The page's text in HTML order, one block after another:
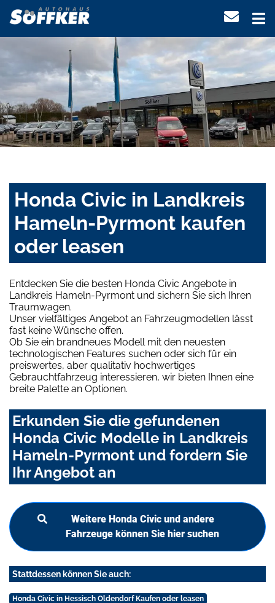
Honda Civic in Landkreis
Hameln-Pyrmont kaufen
oder leasen
Entdecken Sie die besten Honda Civic Angebote in
Landkreis Hameln-Pyrmont und sichern Sie sich Ihren
Traumwagen.
Unser vielfältiges Angebot an Fahrzeugmodellen lässt
fast keine Wünsche offen.
Ob Sie ein brandneues Modell mit den neuesten
technologischen Features suchen oder sich für ein
preiswertes, aber qualitativ hochwertiges
Gebrauchtfahrzeug interessieren, wir bieten Ihnen eine
breite Palette an Optionen.
Erkunden Sie die gefundenen
Honda Civic Modelle in Landkreis
Hameln-Pyrmont und fordern Sie
Ihr Angebot an
Weitere Honda Civic und andere
Fahrzeuge können Sie hier suchen
Stattdessen können Sie auch:
Honda Civic in Hessisch Oldendorf Kaufen oder leasen